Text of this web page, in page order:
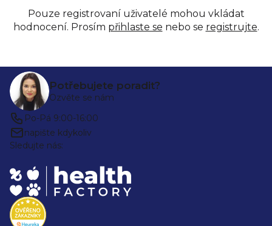
Pouze registrovaní uživatelé mohou vkládat
hodnocení. Prosím přihlaste se nebo se registrujte.
Zápatí Potřebujete poradit?
Ozvěte se nám
Po-Pá 9:00-16:00
napište kdykoliv
Sledujte nás: